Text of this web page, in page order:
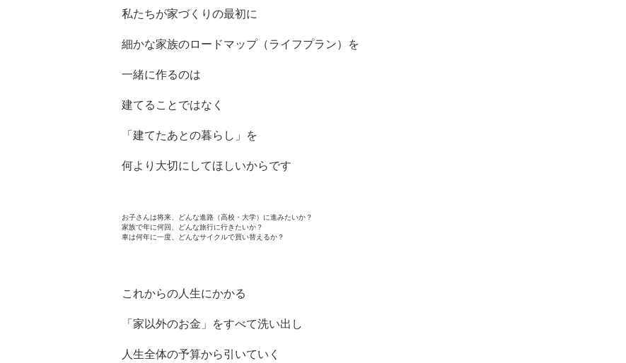
私たちが家づくりの最初に
細かな家族のロードマップ（ライフプラン）を
一緒に作るのは
建てることではなく
「建てたあとの暮らし」を
何より大切にしてほしいからです
お子さんは将来、どんな進路（高校・大学）に進みたいか？
家族で年に何回、どんな旅行に行きたいか？
車は何年に一度、どんなサイクルで買い替えるか？
これからの人生にかかる
「家以外のお金」をすべて洗い出し
人生全体の予算から引いていく